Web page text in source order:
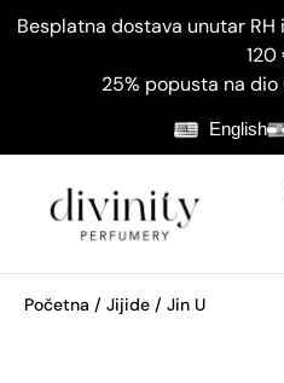
Besplatna dostava unutar
120
25% popusta na
English
Početna / Jijide / Jin U